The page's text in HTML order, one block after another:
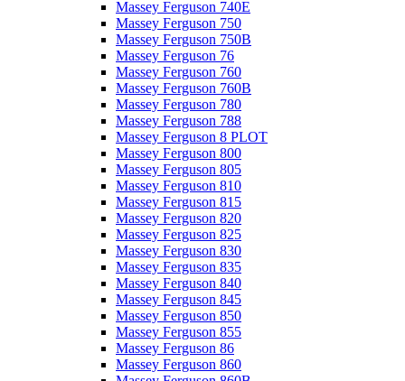
Massey Ferguson 740E
Massey Ferguson 750
Massey Ferguson 750B
Massey Ferguson 76
Massey Ferguson 760
Massey Ferguson 760B
Massey Ferguson 780
Massey Ferguson 788
Massey Ferguson 8 PLOT
Massey Ferguson 800
Massey Ferguson 805
Massey Ferguson 810
Massey Ferguson 815
Massey Ferguson 820
Massey Ferguson 825
Massey Ferguson 830
Massey Ferguson 835
Massey Ferguson 840
Massey Ferguson 845
Massey Ferguson 850
Massey Ferguson 855
Massey Ferguson 86
Massey Ferguson 860